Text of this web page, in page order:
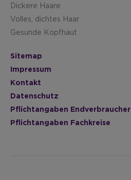
Dickere Haare
Volles, dichtes Haar
Gesunde Kopfhaut
Sitemap
Impressum
Kontakt
Datenschutz
Pflichtangaben Endverbraucher
Pflichtangaben Fachkreise